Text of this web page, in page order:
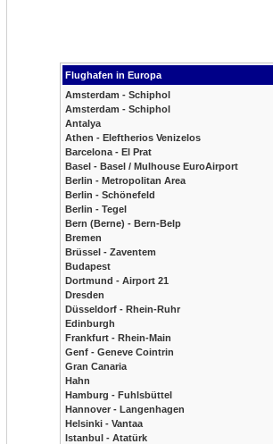
Flughafen in Europa
Amsterdam - Schiphol
Amsterdam - Schiphol
Antalya
Athen - Eleftherios Venizelos
Barcelona - El Prat
Basel - Basel / Mulhouse EuroAirport
Berlin - Metropolitan Area
Berlin - Schönefeld
Berlin - Tegel
Bern (Berne) - Bern-Belp
Bremen
Brüssel - Zaventem
Budapest
Dortmund - Airport 21
Dresden
Düsseldorf - Rhein-Ruhr
Edinburgh
Frankfurt - Rhein-Main
Genf - Geneve Cointrin
Gran Canaria
Hahn
Hamburg - Fuhlsbüttel
Hannover - Langenhagen
Helsinki - Vantaa
Istanbul - Atatürk